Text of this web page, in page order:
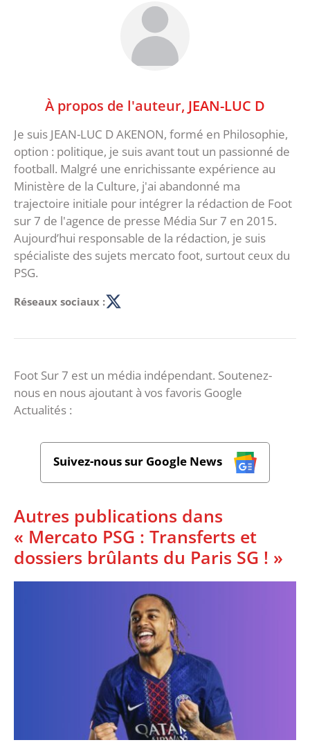
À propos de l'auteur, JEAN-LUC D
Je suis JEAN-LUC D AKENON, formé en Philosophie,
option : politique, je suis avant tout un passionné de
football. Malgré une enrichissante expérience au
Ministère de la Culture, j'ai abandonné ma
trajectoire initiale pour intégrer la rédaction de Foot
sur 7 de l'agence de presse Média Sur 7 en 2015.
Aujourd’hui responsable de la rédaction, je suis
spécialiste des sujets mercato foot, surtout ceux du
PSG.
Réseaux sociaux :
Foot Sur 7 est un média indépendant. Soutenez-
nous en nous ajoutant à vos favoris Google
Actualités :
Suivez-nous sur Google News
Autres publications dans
« Mercato PSG : Transferts et
dossiers brûlants du Paris SG ! »